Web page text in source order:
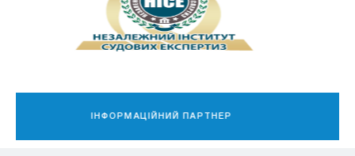
МЕДІА-ПАРТНЕР